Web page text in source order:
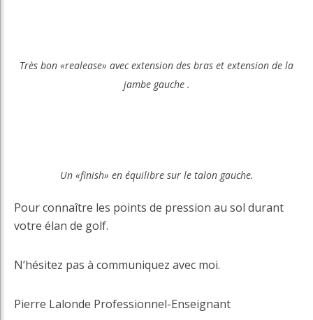
Très bon «realease» avec extension des bras et extension de la
jambe gauche .
Un «finish» en équilibre sur le talon gauche.
Pour connaître les points de pression au sol durant
votre élan de golf.
N’hésitez pas à communiquez avec moi.
Pierre Lalonde Professionnel-Enseignant